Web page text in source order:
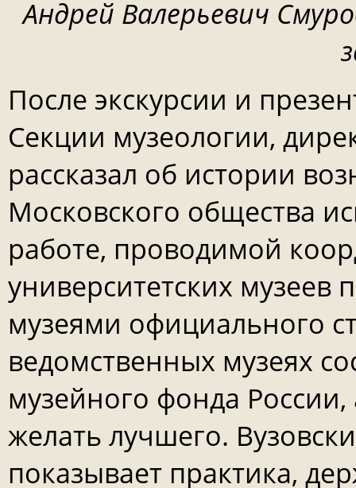
Андрей Валерьевич
После экскурсии и
Секции музеологии,
рассказал об истории
Московского общества
работе, проводимой
университетских
музеями официального
ведомственных музеях
музейного фонда России,
желать лучшего.
показывает практика,